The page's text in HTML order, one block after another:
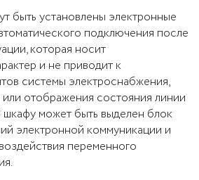
быть установлены электронные
подключения после
которая носит
и не приводит к
системы электроснабжения,
отображения состояния линии
шкафу может быть выделен блок
электронной коммуникации и
переменного